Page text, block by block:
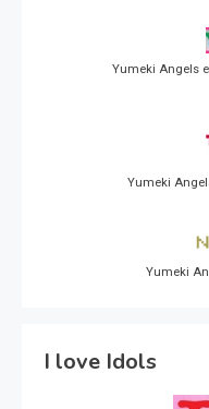
Yumeki Angels
Yumeki
Yumeki
I love Idols